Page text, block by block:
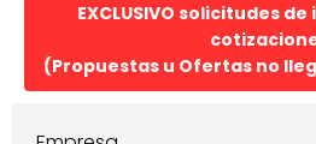
EXCLUSIVO solicitudes
(Propuestas u Ofertas no